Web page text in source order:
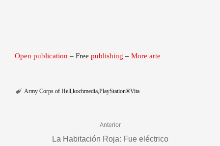
Open publication – Free publishing – More arte
Army Corps of Hell kochmedia PlayStation®Vita
Anterior
La Habitación Roja: Fue eléctrico